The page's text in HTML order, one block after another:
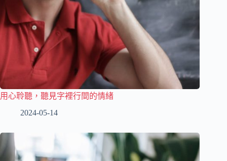
用心聆聽，聽見字裡行間的情緒
2024-05-14